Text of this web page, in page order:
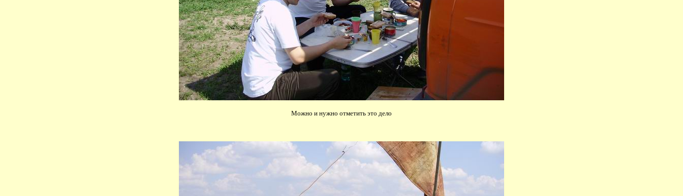
Можно и нужно отметить это дело